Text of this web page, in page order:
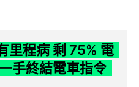
里程病 剩 75% 電
手終結電車指令